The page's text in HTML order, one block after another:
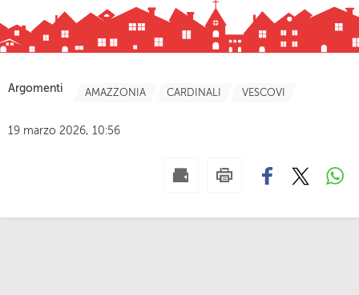
Argomenti AMAZZONIA CARDINALI VESCOVI
19 marzo 2026, 10:56